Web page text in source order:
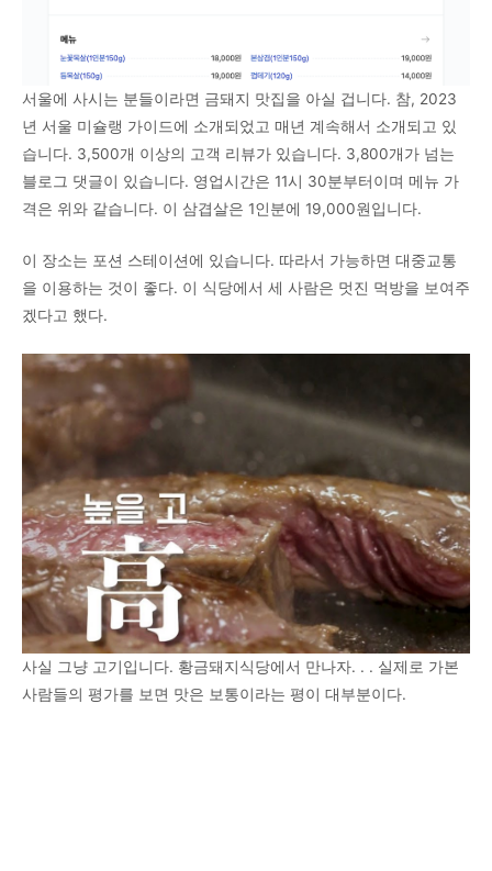
서울에 사시는 분들이라면 금돼지 맛집을 아실 겁니다. 참, 2023
년 서울 미슐랭 가이드에 소개되었고 매년 계속해서 소개되고 있
습니다. 3,500개 이상의 고객 리뷰가 있습니다. 3,800개가 넘는
블로그 댓글이 있습니다. 영업시간은 11시 30분부터이며 메뉴 가
격은 위와 같습니다. 이 삼겹살은 1인분에 19,000원입니다.
이 장소는 포션 스테이션에 있습니다. 따라서 가능하면 대중교통
을 이용하는 것이 좋다. 이 식당에서 세 사람은 멋진 먹방을 보여주
겠다고 했다.
사실 그냥 고기입니다. 황금돼지식당에서 만나자. . . 실제로 가본
사람들의 평가를 보면 맛은 보통이라는 평이 대부분이다.